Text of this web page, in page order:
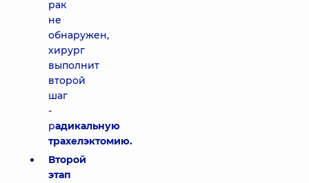
рак
не
обнаружен,
хирург
выполнит
второй
шаг
-
радикальную
трахелэктомию.
Второй
этап